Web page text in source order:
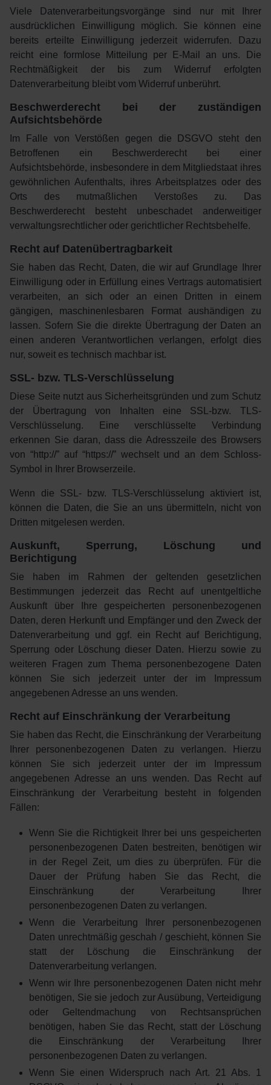
Viele Datenverarbeitungsvorgänge sind nur mit Ihrer
ausdrücklichen Einwilligung möglich. Sie können eine
bereits erteilte Einwilligung jederzeit widerrufen. Dazu
reicht eine formlose Mitteilung per E-Mail an uns. Die
Rechtmäßigkeit der bis zum Widerruf erfolgten
Datenverarbeitung bleibt vom Widerruf unberührt.
Beschwerderecht bei der zuständigen
Aufsichtsbehörde
Im Falle von Verstößen gegen die DSGVO steht den
Betroffenen ein Beschwerderecht bei einer
Aufsichtsbehörde, insbesondere in dem Mitgliedstaat ihres
gewöhnlichen Aufenthalts, ihres Arbeitsplatzes oder des
Orts des mutmaßlichen Verstoßes zu. Das
Beschwerderecht besteht unbeschadet anderweitiger
verwaltungsrechtlicher oder gerichtlicher Rechtsbehelfe.
Recht auf Datenübertragbarkeit
Sie haben das Recht, Daten, die wir auf Grundlage Ihrer
Einwilligung oder in Erfüllung eines Vertrags automatisiert
verarbeiten, an sich oder an einen Dritten in einem
gängigen, maschinenlesbaren Format aushändigen zu
lassen. Sofern Sie die direkte Übertragung der Daten an
einen anderen Verantwortlichen verlangen, erfolgt dies
nur, soweit es technisch machbar ist.
SSL- bzw. TLS-Verschlüsselung
Diese Seite nutzt aus Sicherheitsgründen und zum Schutz
der Übertragung von Inhalten eine SSL-bzw. TLS-
Verschlüsselung. Eine verschlüsselte Verbindung
erkennen Sie daran, dass die Adresszeile des Browsers
von “http://” auf “https://” wechselt und an dem Schloss-
Symbol in Ihrer Browserzeile.
Wenn die SSL- bzw. TLS-Verschlüsselung aktiviert ist,
können die Daten, die Sie an uns übermitteln, nicht von
Dritten mitgelesen werden.
Auskunft, Sperrung, Löschung und
Berichtigung
Sie haben im Rahmen der geltenden gesetzlichen
Bestimmungen jederzeit das Recht auf unentgeltliche
Auskunft über Ihre gespeicherten personenbezogenen
Daten, deren Herkunft und Empfänger und den Zweck der
Datenverarbeitung und ggf. ein Recht auf Berichtigung,
Sperrung oder Löschung dieser Daten. Hierzu sowie zu
weiteren Fragen zum Thema personenbezogene Daten
können Sie sich jederzeit unter der im Impressum
angegebenen Adresse an uns wenden.
Recht auf Einschränkung der Verarbeitung
Sie haben das Recht, die Einschränkung der Verarbeitung
Ihrer personenbezogenen Daten zu verlangen. Hierzu
können Sie sich jederzeit unter der im Impressum
angegebenen Adresse an uns wenden. Das Recht auf
Einschränkung der Verarbeitung besteht in folgenden
Fällen:
Wenn Sie die Richtigkeit Ihrer bei uns gespeicherten
personenbezogenen Daten bestreiten, benötigen wir
in der Regel Zeit, um dies zu überprüfen. Für die
Dauer der Prüfung haben Sie das Recht, die
Einschränkung der Verarbeitung Ihrer
personenbezogenen Daten zu verlangen.
Wenn die Verarbeitung Ihrer personenbezogenen
Daten unrechtmäßig geschah / geschieht, können Sie
statt der Löschung die Einschränkung der
Datenverarbeitung verlangen.
Wenn wir Ihre personenbezogenen Daten nicht mehr
benötigen, Sie sie jedoch zur Ausübung, Verteidigung
oder Geltendmachung von Rechtsansprüchen
benötigen, haben Sie das Recht, statt der Löschung
die Einschränkung der Verarbeitung Ihrer
personenbezogenen Daten zu verlangen.
Wenn Sie einen Widerspruch nach Art. 21 Abs. 1